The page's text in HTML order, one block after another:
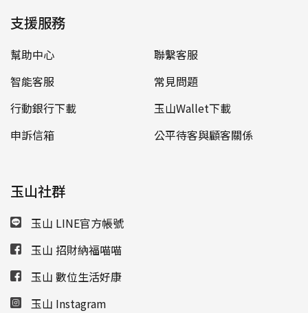
支援服務
幫助中心
聯繫客服
智能客服
常見問題
行動銀行下載
玉山Wallet下載
申訴信箱
公平待客與顧客關係
玉山社群
玉山 LINE官方帳號
玉山 招財納福喵喵
玉山 數位生活好康
玉山 Instagram